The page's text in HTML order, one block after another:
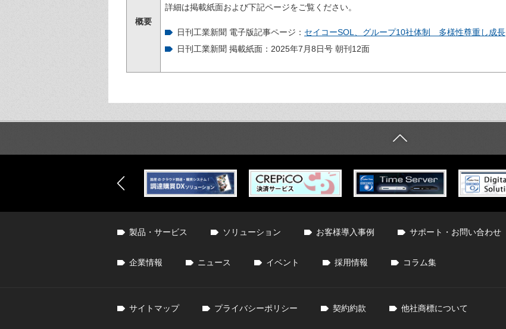
概要
詳細は掲載紙面および下記ページをご覧ください。
日刊工業新聞 電子版記事ページ： セイコーSOL、グループ10社体制 多様性尊重し成長
日刊工業新聞 掲載紙面：2025年7月8日号 朝刊12面
製品・サービス ソリューション お客様導入事例 サポート・お問い合わせ
企業情報 ニュース イベント 採用情報 コラム集
サイトマップ プライバシーポリシー 契約約款 他社商標について